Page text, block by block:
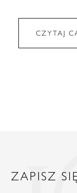
CZYTAJ
ZAPISZ